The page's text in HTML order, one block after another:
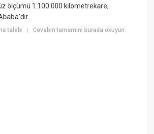
ölçümü 1.100.000 kilometrekare,
talebi |Cevabın tamamını burada okuyun: